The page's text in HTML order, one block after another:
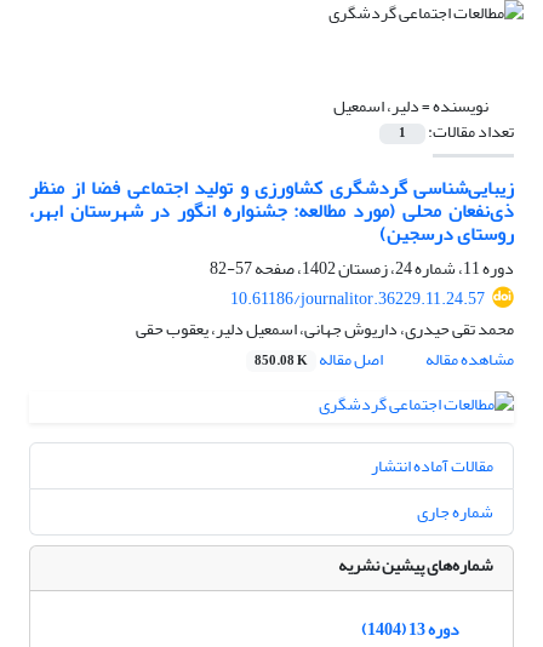
نویسنده =دلیر، اسمعیل
تعداد مقالات: 1
زیبایی‌شناسی گردشگری کشاورزی و تولید اجتماعی فضا از منظر
ذی‌نفعان محلی (مورد مطالعه: جشنواره انگور در شهرستان ابهر،
روستای درسجین)
دوره 11، شماره 24، زمستان 1402، صفحه
57-82
10.61186/journalitor.36229.11.24.57
محمد تقی حیدری، داریوش جهانی، اسمعیل دلیر، یعقوب حقی
مشاهده مقاله
اصل مقاله 850.08 K
مقالات آماده انتشار
شماره جاری
شماره‌های پیشین نشریه
دوره 13 (1404)